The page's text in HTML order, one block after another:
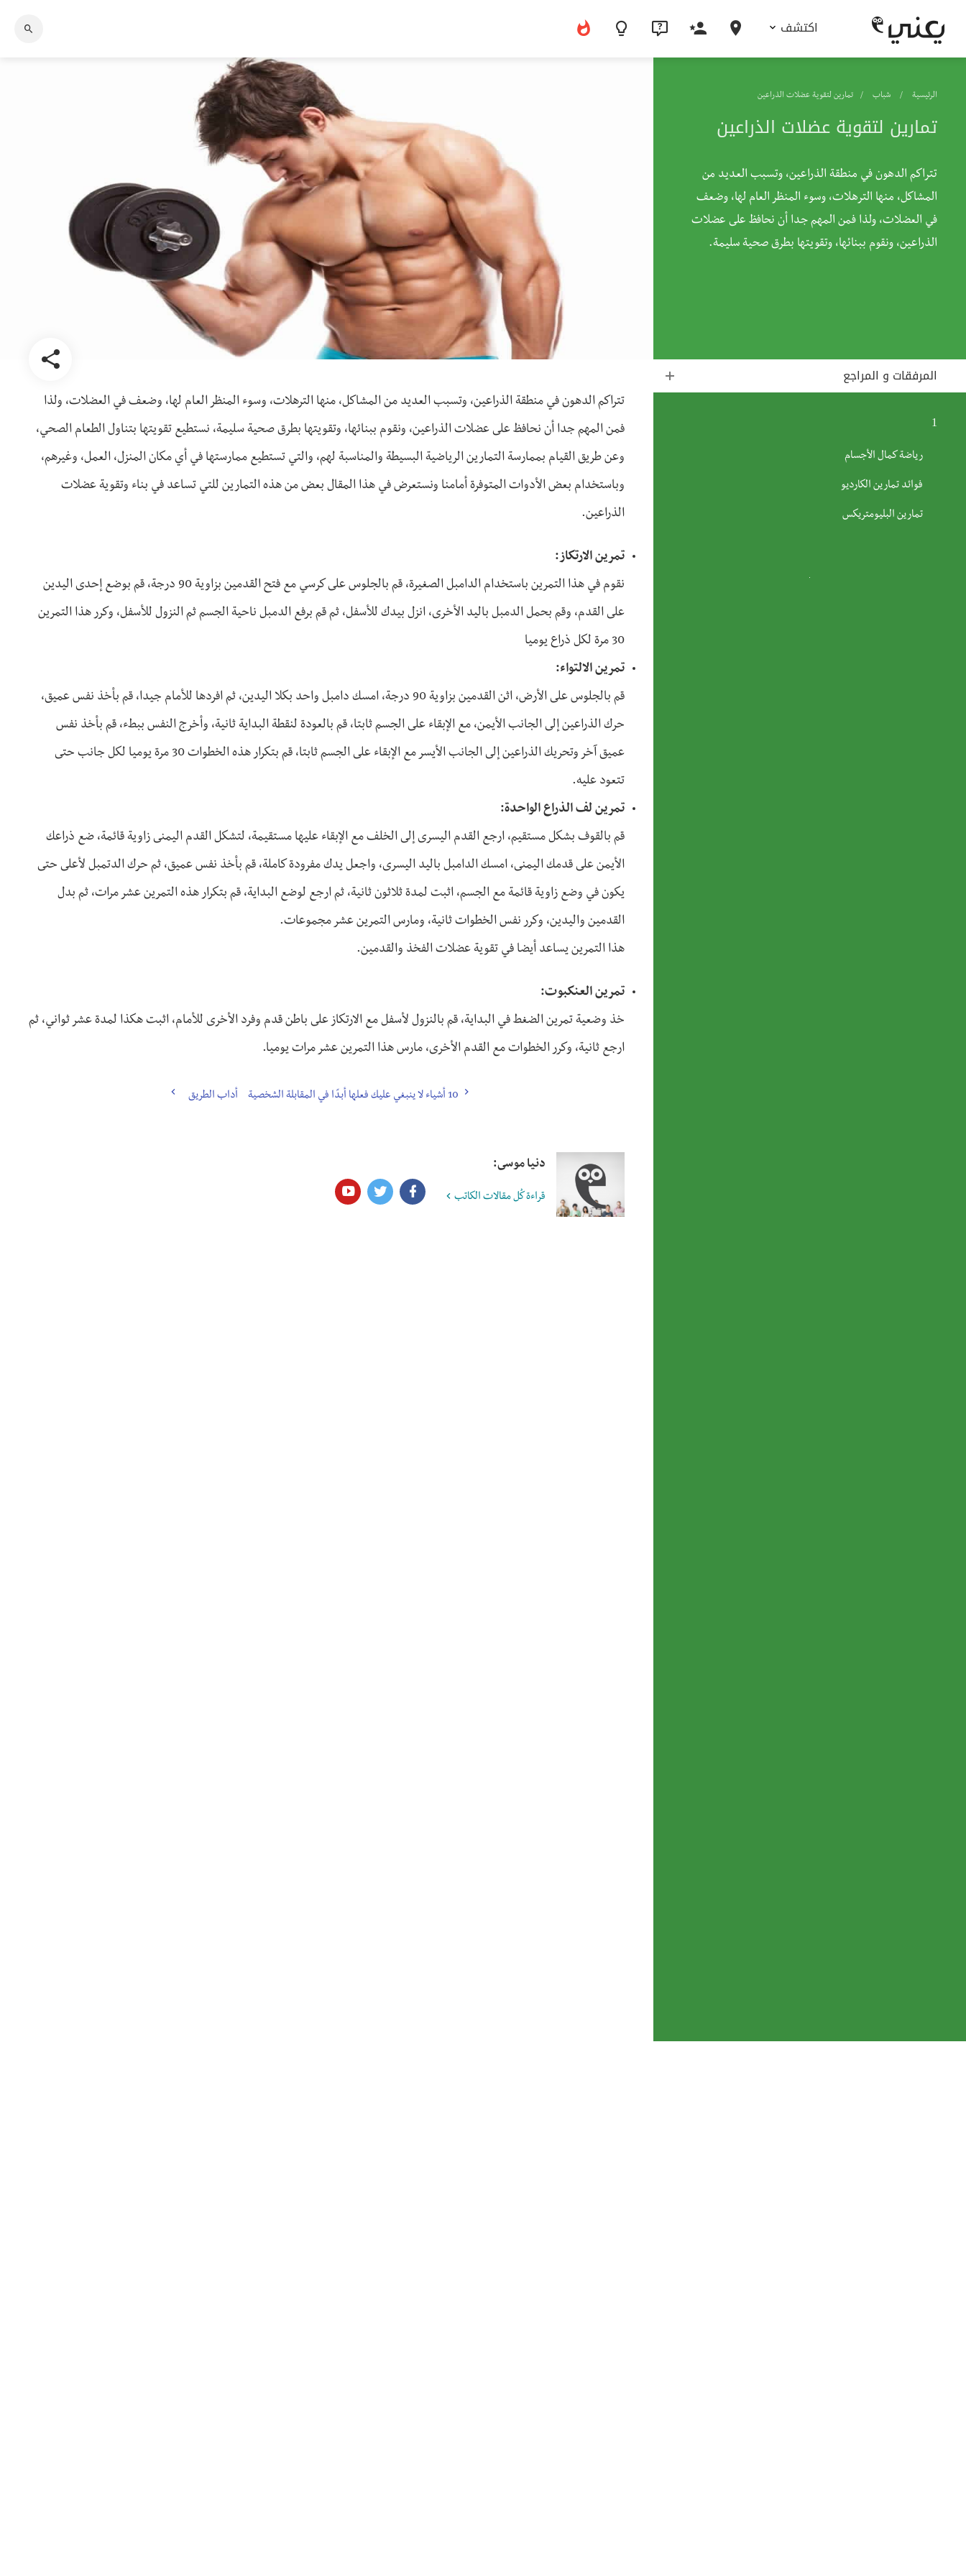
اكتشف
الرئيسية شباب تمارين لتقوية عضلات الذراعين
تمارين لتقوية عضلات الذراعين
تتراكم الدهون في منطقة الذراعين، وتسبب العديد من
المشاكل، منها الترهلات، وسوء المنظر العام لها، وضعف
في العضلات، ولذا فمن المهم جدا أن نحافظ على عضلات
الذراعين، ونقوم ببنائها، وتقويتها بطرق صحية سليمة.
المرفقات و المراجع
1
رياضة كمال الأجسام
فوائد تمارين الكارديو
تمارين البليومتريكس
تتراكم الدهون في منطقة الذراعين، وتسبب العديد من المشاكل، منها الترهلات، وسوء المنظر العام لها، وضعف في العضلات، ولذا
فمن المهم جدا أن نحافظ على عضلات الذراعين، ونقوم ببنائها، وتقويتها بطرق صحية سليمة، نستطيع تقويتها بتناول الطعام الصحي،
وعن طريق القيام بممارسة التمارين الرياضية البسيطة والمناسبة لهم، والتي تستطيع ممارستها في أي مكان المنزل، العمل، وغيرهم،
وباستخدام بعض الأدوات المتوفرة أمامنا ونستعرض في هذا المقال بعض من هذه التمارين للتي تساعد في بناء وتقوية عضلات
الذراعين.
تمرين الارتكاز:
نقوم في هذا التمرين باستخدام الدامبل الصغيرة، قم بالجلوس على كرسي مع فتح القدمين بزاوية 90 درجة، قم بوضع إحدى اليدين
على القدم، وقم بحمل الدمبل باليد الأخرى، انزل بيدك للأسفل، ثم قم برفع الدمبل ناحية الجسم ثم النزول للأسفل، وكرر هذا التمرين
30 مرة لكل ذراع يوميا
تمرين الالتواء:
قم بالجلوس على الأرض، اثن القدمين بزاوية 90 درجة، امسك دامبل واحد بكلا اليدين، ثم افردها للأمام جيدا، قم بأخذ نفس عميق،
حرك الذراعين إلى الجانب الأيمن، مع الإبقاء على الجسم ثابتا، قم بالعودة لنقطة البداية ثانية، وأخرج النفس ببطء، قم بأخذ نفس
عميق آخر وتحريك الذراعين إلى الجانب الأيسر مع الإبقاء على الجسم ثابتا، قم بتكرار هذه الخطوات 30 مرة يوميا لكل جانب حتى
تتعود عليه.
تمرين لف الذراع الواحدة:
قم بالقوف بشكل مستقيم، ارجع القدم اليسرى إلى الخلف مع الإبقاء عليها مستقيمة، لتشكل القدم اليمنى زاوية قائمة، ضع ذراعك
الأيمن على قدمك اليمنى، امسك الدامبل باليد اليسرى، واجعل يدك مفرودة كاملة، قم بأخذ نفس عميق، ثم حرك الدتمبل لأعلى حتى
يكون في وضع زاوية قائمة مع الجسم، اثبت لمدة ثلاثون ثانية، ثم ارجع لوضع البداية، قم بتكرار هذه التمرين عشر مرات، ثم بدل
القدمين واليدين، وكرر نفس الخطوات ثانية، ومارس التمرين عشر مجموعات.
هذا التمرين يساعد أيضا في تقوية عضلات الفخذ والقدمين.
تمرين العنكبوت:
خذ وضعية تمرين الضغط في البداية، قم بالنزول لأسفل مع الارتكاز على باطن قدم وفرد الأخرى للأمام، اثبت هكذا لمدة عشر ثواني، ثم
ارجع ثانية، وكرر الخطوات مع القدم الأخرى، مارس هذا التمرين عشر مرات يوميا.
10 أشياء لا ينبغي عليك فعلها أبدًا في المقابلة الشخصية أداب الطريق
دنيا موسى:
قراءة كُل مقالات الكاتب